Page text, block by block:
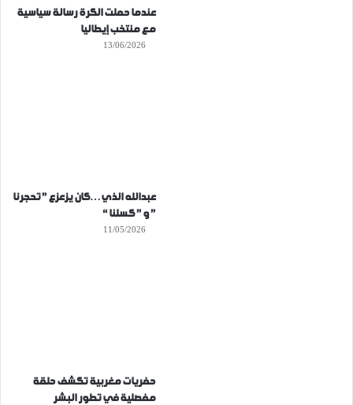
عندما حملت الكرة رسالة سياسية
مع منتخب إيطاليا
13/06/2026
عبدالله الذي…كان يزعزع ” تحجرنا
” و ” كسلنا “
11/05/2026
حفريات مغربية تكشف حلقة
مفصلية في تطور البشر